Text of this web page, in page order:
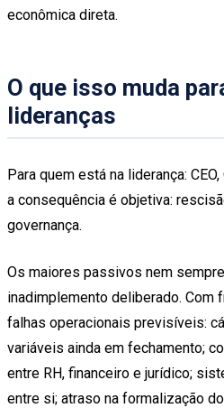
econômica direta.
O que isso muda
lideranças
Para quem está na liderança:
a consequência é objetiva:
governança.
Os maiores passivos nem
inadimplemento deliberado. Com
falhas operacionais previsíveis:
variáveis ainda em fechamento;
entre RH, financeiro e jurídico;
entre si; atraso na formalização